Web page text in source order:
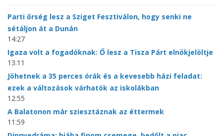
Parti őrség lesz a Sziget Fesztiválon, hogy senki ne
sétáljon át a Dunán
14:27
Igaza volt a fogadóknak: Ő lesz a Tisza Párt elnökjelöltje
13:11
Jöhetnek a 35 perces órák és a kevesebb házi feladat:
ezek a változások várhatók az iskolákban
12:55
A Balatonon már sziesztáznak az éttermek
11:59